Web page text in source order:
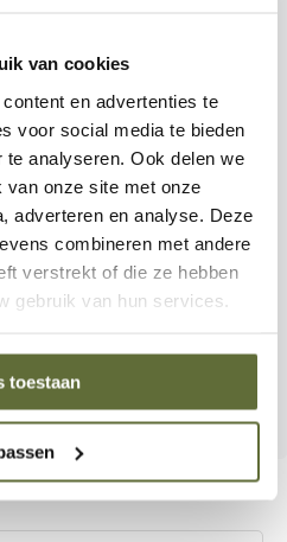
van cookies
en advertenties te
voor social media te bieden
analyseren. Ook delen we
van onze site met onze
adverteren en analyse. Deze
combineren met andere
verstrekt of die ze hebben
gebruik van hun services.
toestaan
voor optimale
ontwerp
maaltijd maakt of
ben je altijd klaar om te